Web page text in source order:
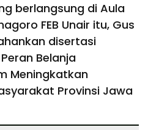
berlangsung di Aula
FEB Unair itu, Gus
disertasi
Belanja
Meningkatkan
Provinsi Jawa